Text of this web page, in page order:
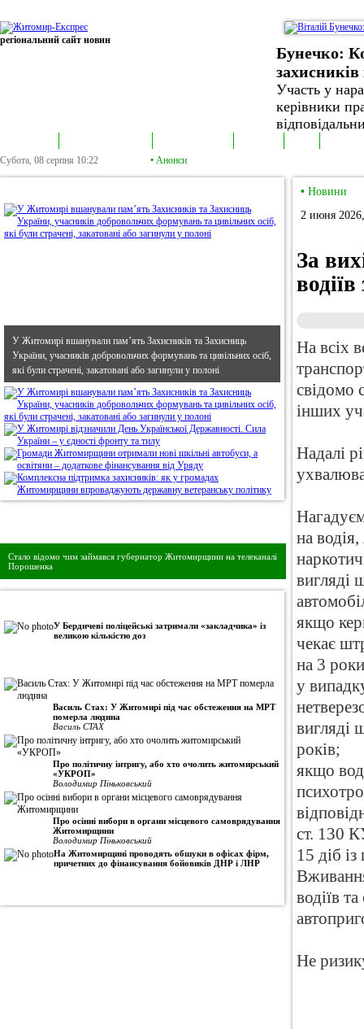
регіональний сайт новин
Бунечко:
захисників
Участь у
керівники
Субота, 08 серпня 10:22 • Анонси
У Житомирі вшанували пам’ять Захисників та Захисниць
України, учасників добровольчих формувань та цивільних осіб,
які були страчені, закатовані або загинули у полоні
Стало відомо чим займався губернатор Житомирщини на телеканалі
Порошенка
У Бердичеві поліцейські затримали «закладчика» із
великою кількістю доз
Василь Стах: У Житомирі під час обстеження на МРТ
померла людина
Василь СТАХ
Про політичну інтригу, або хто очолить житомирський
«УКРОП»
Володимир Піньковський
Про осінні вибори в органи місцевого самоврядування
Житомирщини
Володимир Піньковський
На Житомирщині проводять обшуки в офісах фірм,
причетних до фінансування бойовиків ДНР і ЛНР
• Новини
2 июня
За
На всіх
свідомо
інших
Надалі
на
вигляді
якщо
чекає
на 3
у
вигляді
років;
якщо
ст. 130
15 діб
водіїв
Не